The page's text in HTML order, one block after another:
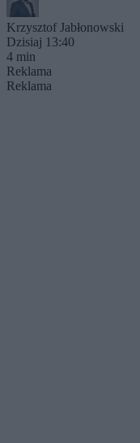
Krzysztof Jabłonowski
Dzisiaj 13:40
4 min
Reklama
Reklama